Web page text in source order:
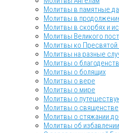
Молитвы в памятные
Молитвы в
Молитвы в скорбях и
Молитвы Великого
Молитвы ко Пресвятой
Молитвы на разные
Молитвы о
Молитвы о болящих
Молитвы о вере
Молитвы о мире
Молитвы о
Молитвы о священстве
Молитвы о стяжании
Молитвы об